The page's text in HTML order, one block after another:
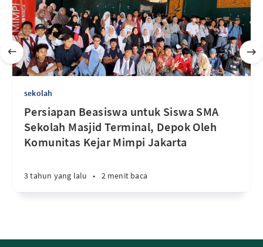
sekolah
Persiapan Beasiswa untuk Siswa SMA
Sekolah Masjid Terminal, Depok Oleh
Komunitas Kejar Mimpi Jakarta
3 tahun yang lalu • 2 menit baca